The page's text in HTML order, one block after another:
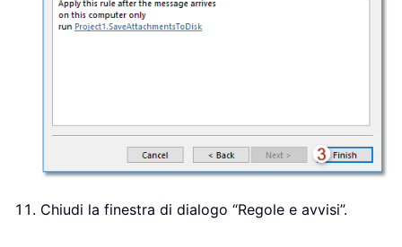
Chiudi la finestra di dialogo “Regole e avvisi”.